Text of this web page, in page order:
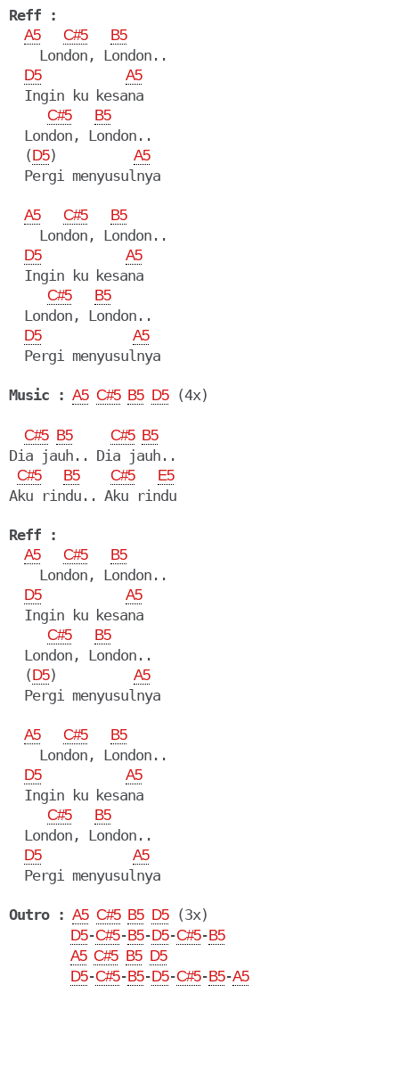
Reff :
A5 C#5 B5
    London, London..
D5 A5
  Ingin ku kesana
C#5 B5
  London, London..
  (
D5) A5
  Pergi menyusulnya
A5 C#5 B5
    London, London..
D5 A5
  Ingin ku kesana
C#5 B5
  London, London..
D5 A5
  Pergi menyusulnya
Music : A5 C#5 B5 D5 (4x)
C#5 B5 C#5 B5
Dia jauh.. Dia jauh..
C#5 B5 C#5 E5
Aku rindu.. Aku rindu
Reff :
A5 C#5 B5
    London, London..
D5 A5
  Ingin ku kesana
C#5 B5
  London, London..
  (
D5) A5
  Pergi menyusulnya
A5 C#5 B5
    London, London..
D5 A5
  Ingin ku kesana
C#5 B5
  London, London..
D5 A5
  Pergi menyusulnya
Outro : A5 C#5 B5 D5 (3x)
D5-C#5-B5-D5-C#5-B5
A5 C#5 B5 D5
D5-C#5-B5-D5-C#5-B5-A5